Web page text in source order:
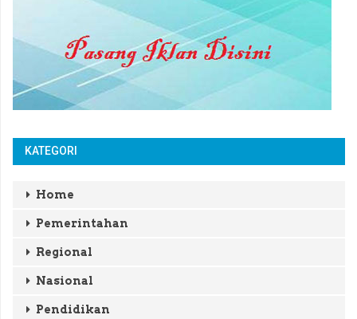
KATEGORI
Home
Pemerintahan
Regional
Nasional
Pendidikan